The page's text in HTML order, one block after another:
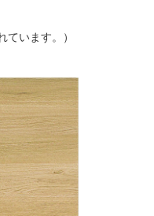
ています。）